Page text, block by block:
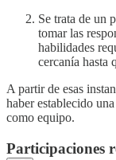
Se trata de un
tomar las
habilidades
cercanía hasta
A partir de esas
haber establecido
como equipo.
Participaciones